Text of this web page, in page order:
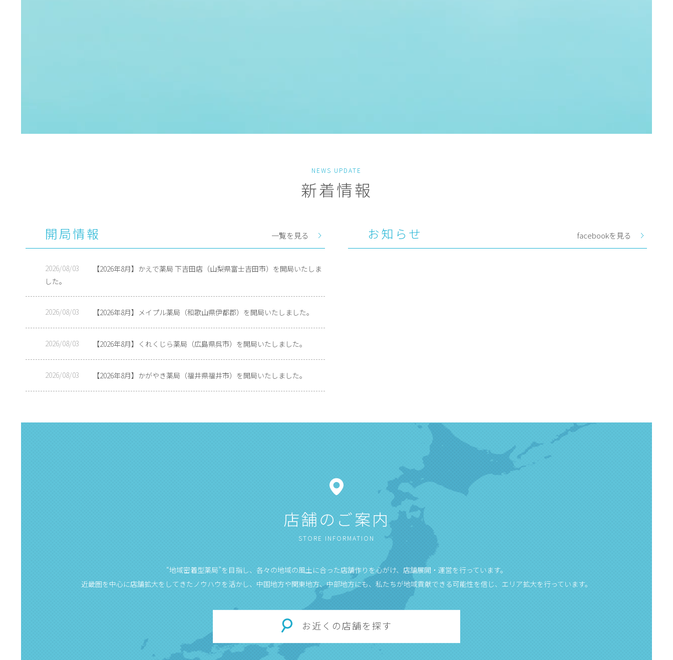
NEWS UPDATE
新着情報
開局情報 一覧を見る
2026/08/03
【2026年8月】かえで薬局 下吉田店（山梨県富士吉田市）を開局いたしま
した。
2026/08/03 【2026年8月】メイプル薬局（和歌山県伊都郡）を開局いたしました。
2026/08/03 【2026年8月】くれくじら薬局（広島県呉市）を開局いたしました。
2026/08/03 【2026年8月】かがやき薬局（福井県福井市）を開局いたしました。
お知らせ facebookを見る
店舗のご案内
STORE INFORMATION
“地域密着型薬局”を目指し、各々の地域の風土に合った店舗作りを心がけ、店舗展開・運営を行っています。
近畿圏を中心に店舗拡大をしてきたノウハウを活かし、中国地方や関東地方、中部地方にも、私たちが地域貢献できる可能性を信じ、エリア拡大を行っています。
お近くの店舗を探す